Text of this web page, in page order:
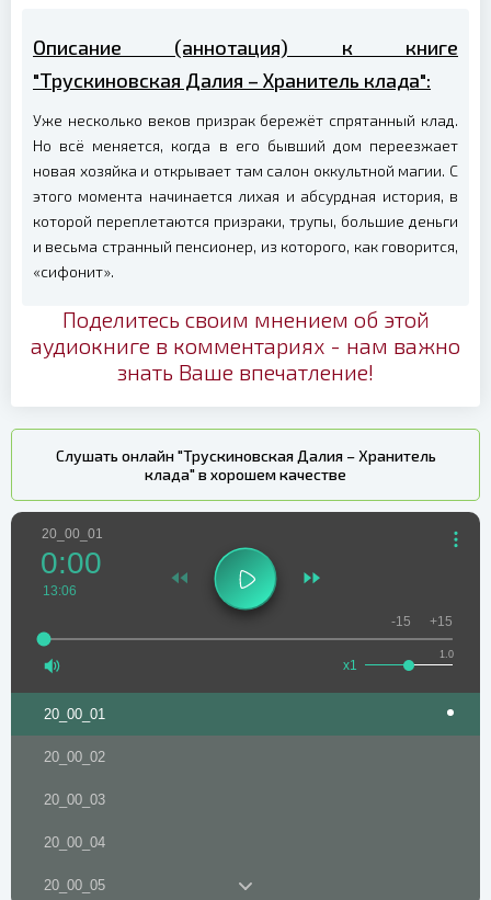
Описание (аннотация) к книге
"Трускиновская Далия – Хранитель клада":
Уже несколько веков призрак бережёт спрятанный клад.
Но всё меняется, когда в его бывший дом переезжает
новая хозяйка и открывает там салон оккультной магии. С
этого момента начинается лихая и абсурдная история, в
которой переплетаются призраки, трупы, большие деньги
и весьма странный пенсионер, из которого, как говорится,
«сифонит».
Поделитесь своим мнением об этой
аудиокниге в комментариях - нам важно
знать Ваше впечатление!
Слушать онлайн "Трускиновская Далия – Хранитель
клада" в хорошем качестве
20_00_01
0:00
13:06
1.0
x1
-15 +15
20_00_01
20_00_02
20_00_03
20_00_04
20_00_05